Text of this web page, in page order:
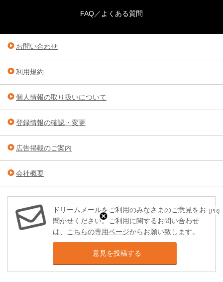
[PR]
FAQ／よくある質問
お問い合わせ
利用規約
個人情報の取り扱いについて
登録情報の確認・変更
広告掲載のご案内
会社概要
ドリームメールをご利用のみなさまのご意見をお
聞かせください。ご利用に関するお問い合わせ
は、 こちらの専用ページからお願い致します。
意見を投稿する